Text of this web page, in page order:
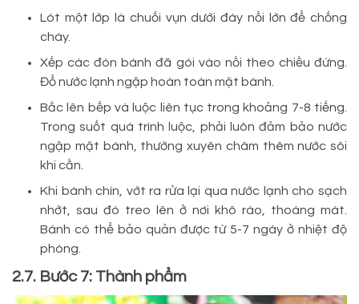
Lót một lớp lá chuối vụn dưới đáy nồi lớn để chống
cháy.
Xếp các đòn bánh đã gói vào nồi theo chiều đứng.
Đổ nước lạnh ngập hoàn toàn mặt bánh.
Bắc lên bếp và luộc liên tục trong khoảng 7-8 tiếng.
Trong suốt quá trình luộc, phải luôn đảm bảo nước
ngập mặt bánh, thường xuyên châm thêm nước sôi
khi cần.
Khi bánh chín, vớt ra rửa lại qua nước lạnh cho sạch
nhớt, sau đó treo lên ở nơi khô ráo, thoáng mát.
Bánh có thể bảo quản được từ 5-7 ngày ở nhiệt độ
phòng.
2.7. Bước 7: Thành phẩm